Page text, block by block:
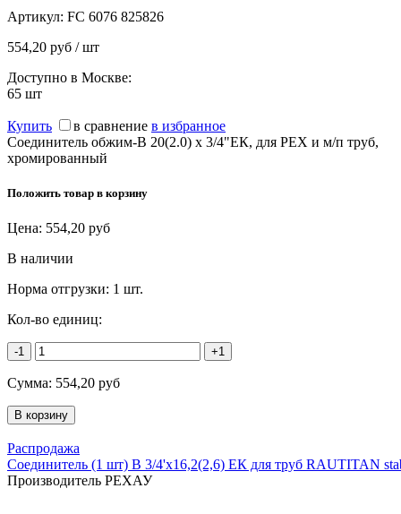
Артикул: FC 6076 825826
554,20 руб / шт
Доступно в Москве:
65 шт
Купить в сравнение в избранное
Соединитель обжим-В 20(2.0) х 3/4"ЕК, для PEX и м/п труб,
хромированный
Положить товар в корзину
Цена: 554,20 руб
В наличии
Норма отгрузки: 1 шт.
Кол-во единиц:
-1 +1
Сумма: 554,20 руб
Распродажа
Соединитель (1 шт) В 3/4'х16,2(2,6) ЕК для труб RAUTITAN
Производитель РЕХАУ